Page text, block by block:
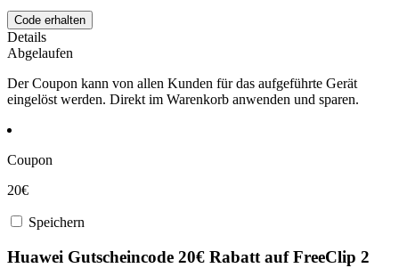
Code erhalten
Details
Abgelaufen
Der Coupon kann von allen Kunden für das aufgeführte Gerät
eingelöst werden. Direkt im Warenkorb anwenden und sparen.
Coupon
20€
Speichern
Huawei Gutscheincode 20€ Rabatt auf FreeClip 2